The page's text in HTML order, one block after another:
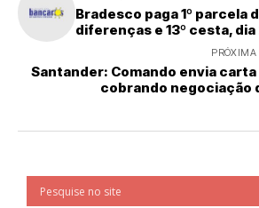
Bradesco paga 1º parcela
diferenças e 13º cesta, dia
Santander: Comando envia carta
cobrando negociação